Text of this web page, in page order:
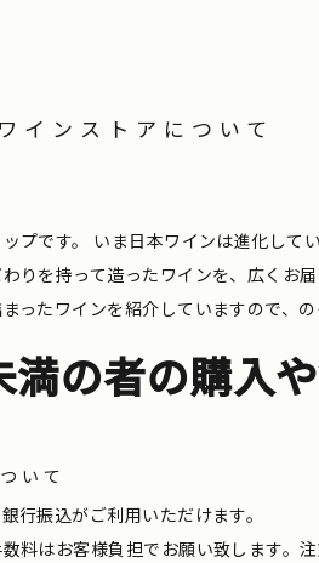
インストアについて
プです。
いま日本ワインは進化して
りを持って造ったワインを、広くお
ったワインを紹介していますので、の
満の者の購入
いて
行振込がご利用いただけます。
料はお客様負担でお願い致します。